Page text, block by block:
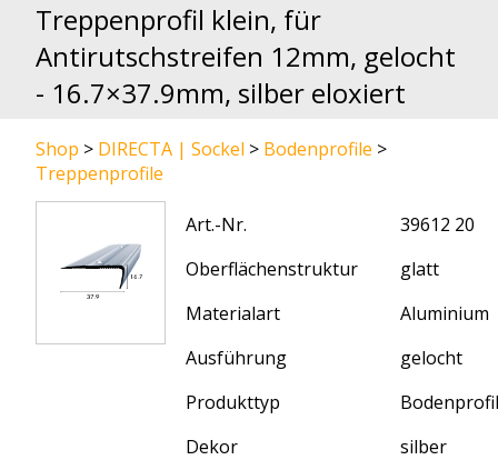
Treppenprofil klein, für
Antirutschstreifen 12mm, gelocht
- 16.7×37.9mm, silber eloxiert
Shop > DIRECTA | Sockel > Bodenprofile >
Treppenprofile
Art.-Nr.
39612 20
Oberflächenstruktur
glatt
Materialart
Aluminium
Ausführung
gelocht
Produkttyp
Dekor
silber